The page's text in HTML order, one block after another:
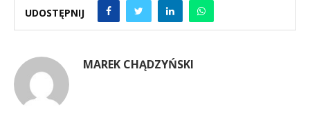
UDOSTĘPNIJ
MAREK CHĄDZYŃSKI